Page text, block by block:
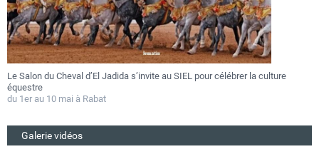
Le Salon du Cheval d’El Jadida s’invite au SIEL pour célébrer la culture
équestre
du 1er au 10 mai à Rabat
Galerie vidéos